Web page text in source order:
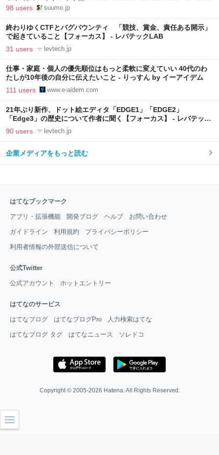
向上”戦略 東京・中央区
98 users suumo.jp
終わりゆくCTFとバグバウンティ 「競技、賞金、責任ある開示」
で起きていること【フォーカス】 - レバテックLAB
31 users levtech.jp
仕事・家庭・個人の優先順位はもっと柔軟に変えていい 40代のわ
たしが10年後の自分に伝えたいこと - りっすん by イーアイデム
111 users www.e-aidem.com
21年ぶり新作、ドット絵エディタ「EDGE1」「EDGE2」
「Edge3」の歴史について作者に聞く【フォーカス】 - レバテック
LAB
90 users levtech.jp
企業メディアをもっと読む
はてなブックマーク
アプリ・拡張機能 開発ブログ ヘルプ お問い合わせ
ガイドライン 利用規約 プライバシーポリシー
利用者情報の外部送信について
公式Twitter
公式アカウント ホットエントリー
はてなのサービス
はてなブログ はてなブログPro 人力検索はてな
はてなブログ タグ はてなニュース ソレドコ
Copyright © 2005-2026 Hatena . All Rights Reserved.